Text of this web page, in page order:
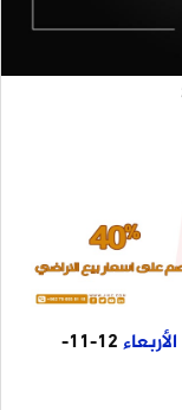
الأربعاء
12-11-